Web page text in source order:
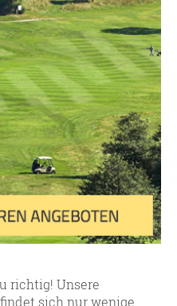
richtig! Unsere
sich nur wenige